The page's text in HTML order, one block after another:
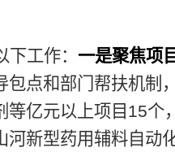
下工作： 一是聚焦项
包点和部门帮扶机制
等亿元以上项目 15个
河新型药用辅料自动